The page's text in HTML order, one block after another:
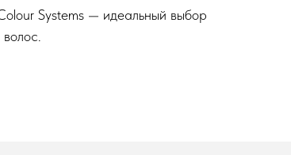
Systems — идеальный выбор